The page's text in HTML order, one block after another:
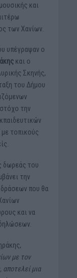
και
των Χανίων.
υπέγραψαν ο
και ο
Σκηνής,
του Δήμου
την
τοπικούς
δωρεάς του
την
δράσεων που θα
και να
με τον
μια